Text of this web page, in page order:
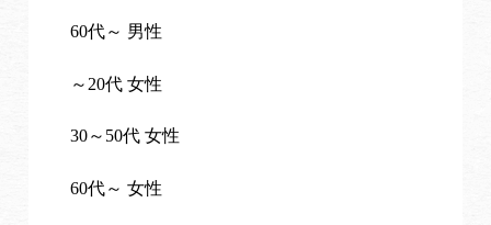
60代～ 男性
～20代 女性
30～50代 女性
60代～ 女性